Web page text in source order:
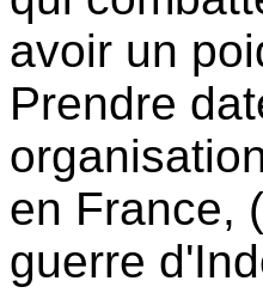
avoir un
Prendre
en France,
guerre